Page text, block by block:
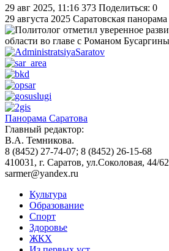
29 авг 2025, 11:16 373 Поделиться: 0
29 августа 2025 Саратовская панорама
Панорама Саратова
Главный редактор:
В.А. Темникова.
8 (8452) 27-74-07; 8 (8452) 26-15-68
410031, г. Саратов, ул.Соколовая, 44/62
sarmer@yandex.ru
Культура
Образование
Спорт
Здоровье
ЖКХ